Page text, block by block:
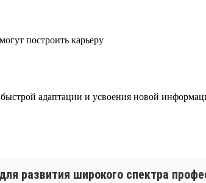
адаптации и усвоения новой
развития широкого спектра